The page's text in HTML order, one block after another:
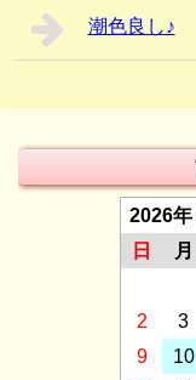
潮色良し♪
2026年
日
月
2
3
9
10